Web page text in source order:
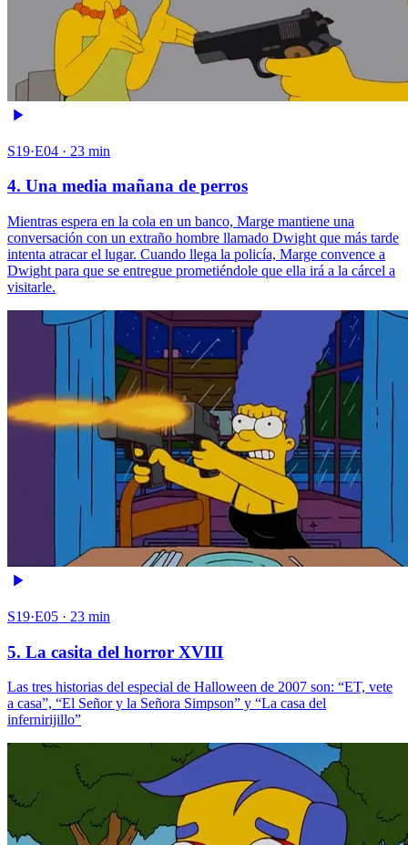
S19·E04 · 23 min
4. Una media mañana de perros
Mientras espera en la cola en un banco, Marge mantiene una
conversación con un extraño hombre llamado Dwight que más tarde
intenta atracar el lugar. Cuando llega la policía, Marge convence a
Dwight para que se entregue prometiéndole que ella irá a la cárcel a
visitarle.
S19·E05 · 23 min
5. La casita del horror XVIII
Las tres historias del especial de Halloween de 2007 son: “ET, vete
a casa”, “El Señor y la Señora Simpson” y “La casa del
infernirijillo”